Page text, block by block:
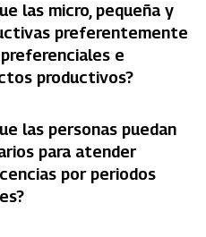
las micro, pequeña y
preferentemente
e
productivos?
las personas puedan
para atender
por periodos